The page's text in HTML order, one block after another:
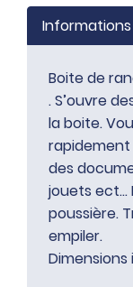
Informations
Boite de
. S’ouvre
la boite.
des
jouets ect…
poussière.
empiler.
Dimensions